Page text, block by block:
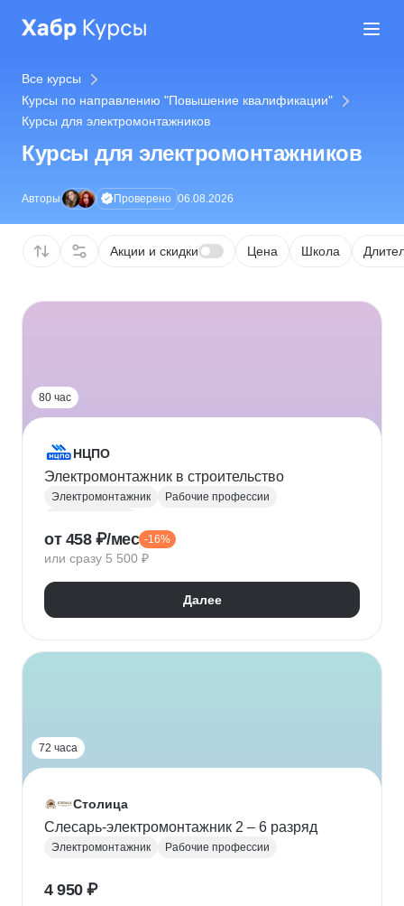
Все курсы
Курсы по направлению "Повышение квалификации"
Курсы для электромонтажников
Курсы для электромонтажников
Авторы Проверено 06.08.2026
Акции и скидки Цена Школа
80 час
НЦПО
Электромонтажник в строительство
Электромонтажник
Рабочие профессии
от 458 ₽/мес -16%
или сразу 5 500 ₽
Далее
72 часа
Столица
Слесарь-электромонтажник 2 – 6 разряд
Электромонтажник Рабочие профессии
4 950 ₽